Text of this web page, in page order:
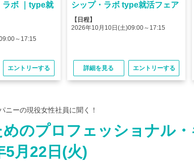
ラボ ｜type就
～17:15
エントリーする
シップ・ラボ type就活フェア
【日程】
2026年10月10日(土)09:00～17:15
詳細を見る エントリーする
ニーの現役女性社員に聞く！
のプロフェッショナル
5月22日(火)